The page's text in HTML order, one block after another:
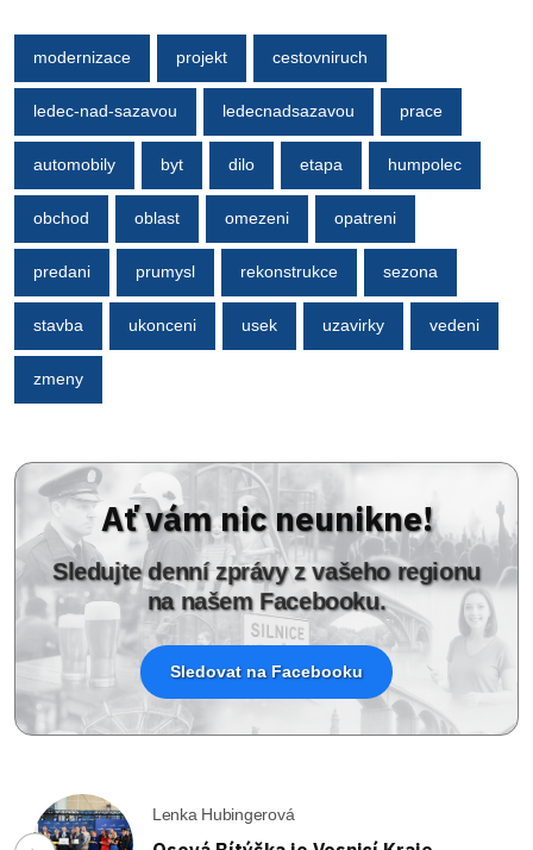
modernizace projekt cestovniruch
ledec-nad-sazavou ledecnadsazavou prace
automobily byt dilo etapa humpolec
obchod oblast omezeni opatreni
predani prumysl rekonstrukce sezona
stavba ukonceni usek uzavirky vedeni
zmeny
Ať vám nic neunikne!
Sledujte denní zprávy z vašeho regionu
na našem Facebooku.
Sledovat na Facebooku
Lenka Hubingerová